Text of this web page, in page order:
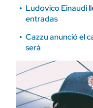
Ludovico Einaudi
entradas
Cazzu anunció el
será